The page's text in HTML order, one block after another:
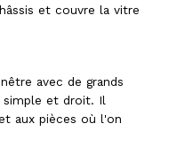
et couvre la vitre
avec de grands
simple et droit. Il
aux pièces où l'on